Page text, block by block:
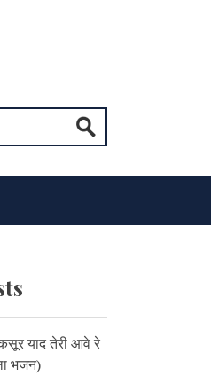
याद तेरी आवे रे
भजन)